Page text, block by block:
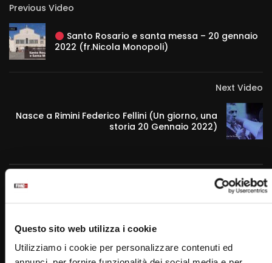
Questo sito web utilizza i cookie
Utilizziamo i cookie per personalizzare contenuti ed
Previous Video
Santo Rosario e santa messa – 20 gennaio
2022 (fr.Nicola Monopoli)
Next Video
Nasce a Rimini Federico Fellini (Un giorno, una
storia 20 Gennaio 2022)
RELATED VIDEOS